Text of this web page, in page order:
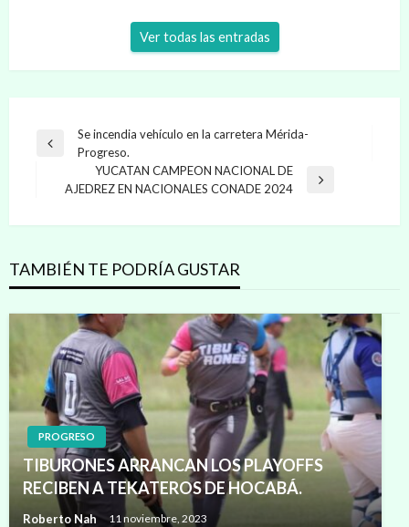
Ver todas las entradas
Navegación
entradas
Entrada
Se incendia vehículo en la carretera Mérida-
Progreso.
Entrada
YUCATAN CAMPEON NACIONAL DE
AJEDREZ EN NACIONALES CONADE 2024
TAMBIÉN TE PODRÍA GUSTAR
PROGRESO
TIBURONES ARRANCAN LOS PLAYOFFS
RECIBEN A TEKATEROS DE HOCABÁ.
Roberto Nah 11 noviembre, 2023